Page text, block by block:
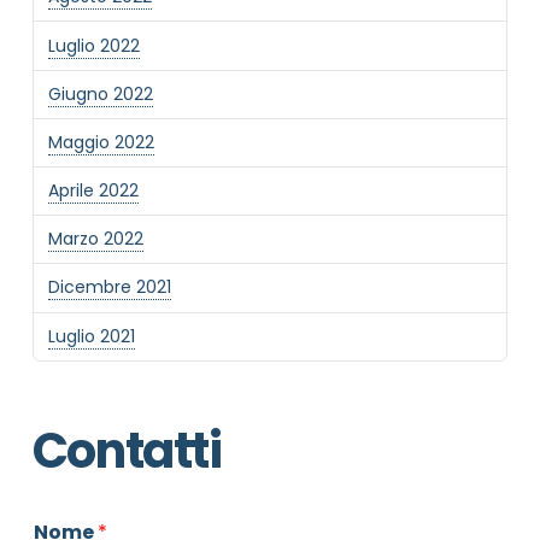
Luglio 2022
Giugno 2022
Maggio 2022
Aprile 2022
Marzo 2022
Dicembre 2021
Luglio 2021
Contatti
Nome*